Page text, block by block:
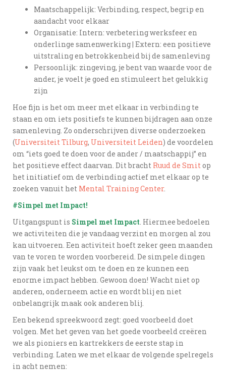
Maatschappelijk: Verbinding, respect, begrip en
aandacht voor elkaar
Organisatie: Intern: verbetering werksfeer en
onderlinge samenwerking | Extern: een positieve
uitstraling en betrokkenheid bij de samenleving
Persoonlijk: zingeving, je bent van waarde voor de
ander, je voelt je goed en stimuleert het gelukkig
zijn
Hoe fijn is het om meer met elkaar in verbinding te
staan en om iets positiefs te kunnen bijdragen aan onze
samenleving. Zo onderschrijven diverse onderzoeken
(Universiteit Tilburg, Universiteit Leiden) de voordelen
om “iets goed te doen voor de ander / maatschappij” en
het positieve effect daarvan. Dit bracht Ruud de Smitop
het initiatief om de verbinding actief met elkaar op te
zoeken vanuit het Mental Training Center.
#Simpel met Impact!
Uitgangspunt is Simpel met Impact. Hiermee bedoelen
we activiteiten die je vandaag verzint en morgen al zou
kan uitvoeren. Een activiteit hoeft zeker geen maanden
van te voren te worden voorbereid. De simpele dingen
zijn vaak het leukst om te doen en ze kunnen een
enorme impact hebben. Gewoon doen! Wacht niet op
anderen, onderneem actie en wordt blij en niet
onbelangrijk maak ook anderen blij.
Een bekend spreekwoord zegt: goed voorbeeld doet
volgen. Met het geven van het goede voorbeeld creëren
we als pioniers en kartrekkers de eerste stap in
verbinding. Laten we met elkaar de volgende spelregels
in acht nemen: